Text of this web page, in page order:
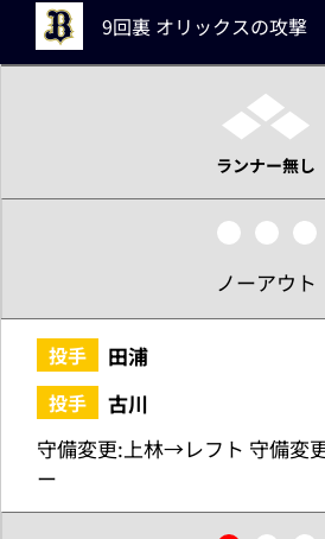
9回裏 オリックスの攻撃
ランナー無し
ノーアウト
投手 田浦
投手
古川
守備変更:上林→レフト 守備変
ー